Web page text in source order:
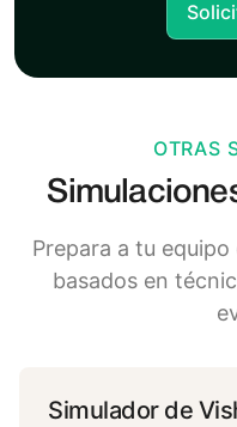
OTRAS
Prepara a tu
basados en
Simulador de